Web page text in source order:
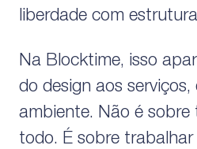
liberdade com
Na Blocktime, isso
do design aos
ambiente. Não é
todo. É sobre